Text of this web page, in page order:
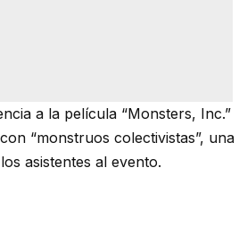
a la película “Monsters, Inc.”
“monstruos colectivistas”, una
asistentes al evento.